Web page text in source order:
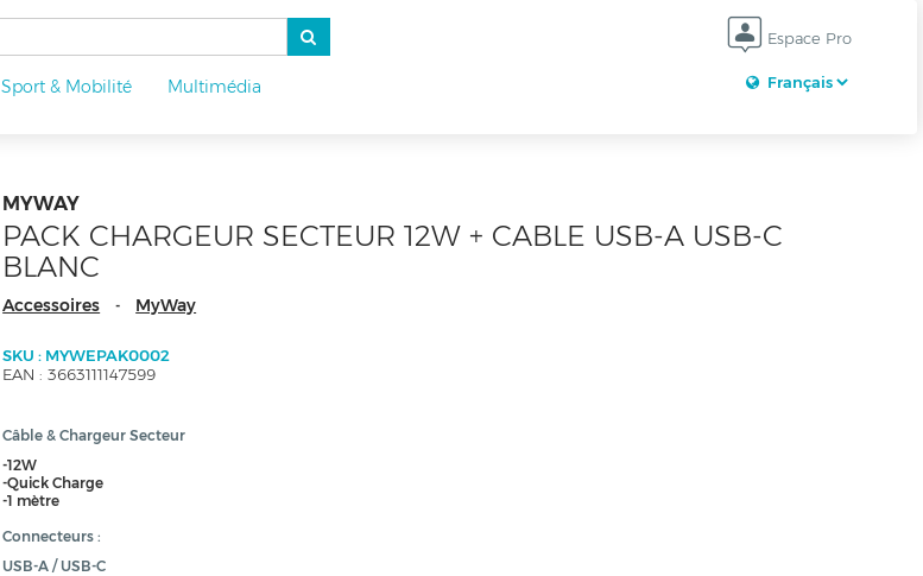
Espace Pro
Sport & Mobilité Multimédia
MYWAY
PACK CHARGEUR SECTEUR 12W + CABLE USB-A USB-C
BLANC
Accessoires - MyWay
SKU : MYWEPAK0002
EAN : 3663111147599
Câble & Chargeur Secteur
-12W
-Quick Charge
-1 mètre
Connecteurs :
USB-A / USB-C